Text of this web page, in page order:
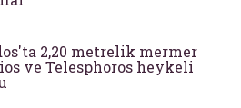
2,20 metrelik mermer
ve Telesphoros heykeli